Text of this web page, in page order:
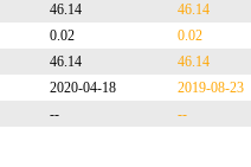
46.14 46.14
0.02 0.02
46.14 46.14
2020-04-18 2019-08-23
-- --